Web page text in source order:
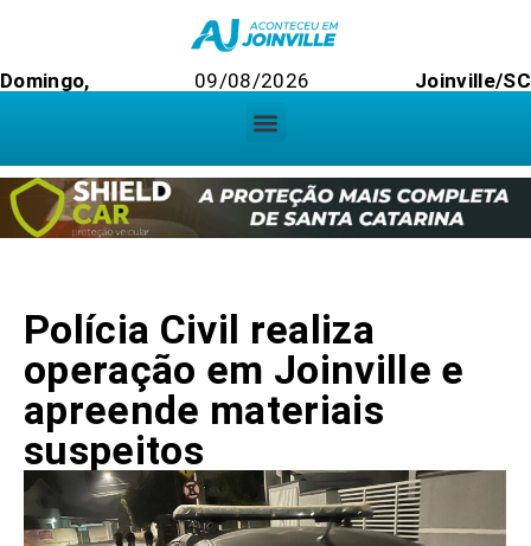
Domingo, 09/08/2026 Joinville/SC
Polícia Civil realiza
operação em Joinville e
apreende materiais
suspeitos